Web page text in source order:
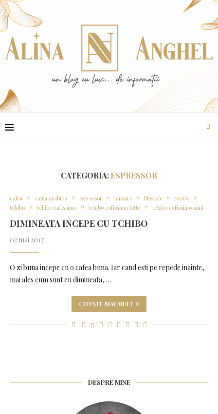
CATEGORIA:ESPRESSOR
cafea cafea arabica espressor lansare lifestyle
review
tchibo
tchibo cafissimo tchibo cafissimo latte tchibo cafissimo mini
DIMINEATA INCEPE CU TCHIBO
02 mai 2017
O zi buna incepe cu o cafea buna. Iar cand esti pe repede inainte,
mai ales cum sunt eu dimineata, …
CITEȘTE MAI MULT
DESPRE MINE